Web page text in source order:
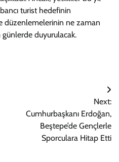
turist hedefinin
düzenlemelerinin ne zaman
duyurulacak.
Next:
Cumhurbaşkanı Erdoğan,
Beştepe’de Gençlerle
Sporculara Hitap Etti